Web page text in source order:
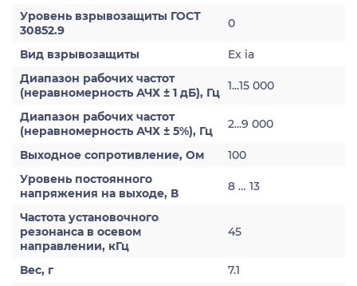
Уровень взрывозащиты ГОСТ
30852.9
0
Вид взрывозащиты
Ex ia
Диапазон рабочих частот
(неравномерность АЧХ ± 1 дБ), Гц 1...15 000
Диапазон рабочих частот
(неравномерность АЧХ ± 5%), Гц
2...9 000
Выходное сопротивление, Ом
100
Уровень постоянного
напряжения на выходе, В
8 … 13
Частота установочного
резонанса в осевом
направлении, кГц
45
Вес, г
7.1